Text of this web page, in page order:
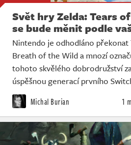
Svět hry Zelda: Tears
se bude měnit podle
Nintendo je odhodláno překonat
Breath of the Wild a mnozí
tohoto skvělého dobrodružství
úspěšnou generací prvního
Michal Burian 1